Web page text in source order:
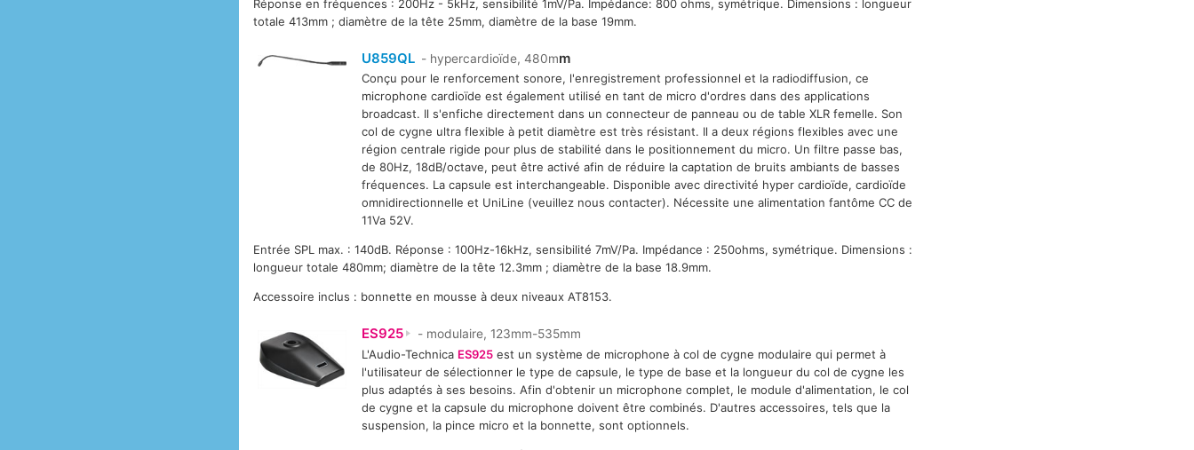
Réponse en fréquences : 200Hz - 5kHz, sensibilité 1mV/Pa. Impédance: 800 ohms, symétrique. Dimensions : longueur
totale 413mm ; diamètre de la tête 25mm, diamètre de la base 19mm.
U859QL - hypercardioïde, 480mm
Conçu pour le renforcement sonore, l'enregistrement professionnel et la radiodiffusion, ce
microphone cardioïde est également utilisé en tant de micro d'ordres dans des applications
broadcast. Il s'enfiche directement dans un connecteur de panneau ou de table XLR femelle. Son
col de cygne ultra flexible à petit diamètre est très résistant. Il a deux régions flexibles avec une
région centrale rigide pour plus de stabilité dans le positionnement du micro. Un filtre passe bas,
de 80Hz, 18dB/octave, peut être activé afin de réduire la captation de bruits ambiants de basses
fréquences. La capsule est interchangeable. Disponible avec directivité hyper cardioïde, cardioïde
omnidirectionnelle et UniLine (veuillez nous contacter). Nécessite une alimentation fantôme CC de
11Va 52V.
Entrée SPL max. : 140dB. Réponse : 100Hz-16kHz, sensibilité 7mV/Pa. Impédance : 250ohms, symétrique. Dimensions :
longueur totale 480mm; diamètre de la tête 12.3mm ; diamètre de la base 18.9mm.
Accessoire inclus : bonnette en mousse à deux niveaux AT8153.
ES925
- modulaire, 123mm-535mm
L'Audio-Technica ES925est un système de microphone à col de cygne modulaire qui permet à
l'utilisateur de sélectionner le type de capsule, le type de base et la longueur du col de cygne les
plus adaptés à ses besoins. Afin d'obtenir un microphone complet, le module d'alimentation, le col
de cygne et la capsule du microphone doivent être combinés. D'autres accessoires, tels que la
suspension, la pince micro et la bonnette, sont optionnels.